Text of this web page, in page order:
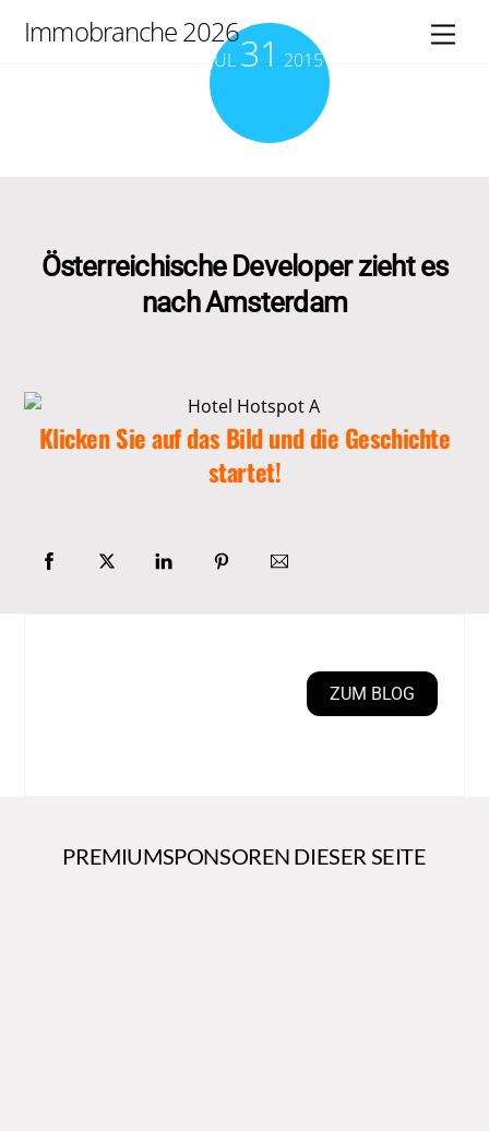
Immobranche 2026
JUL 31 2015
Österreichische Developer zieht es
nach Amsterdam
Klicken Sie auf das Bild und die Geschichte
startet!
ZUM BLOG
PREMIUMSPONSOREN DIESER SEITE